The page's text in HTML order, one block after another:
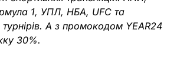
1, УПЛ, НБА, UFC та
турнірів. А з промокодом YEAR24
30%.